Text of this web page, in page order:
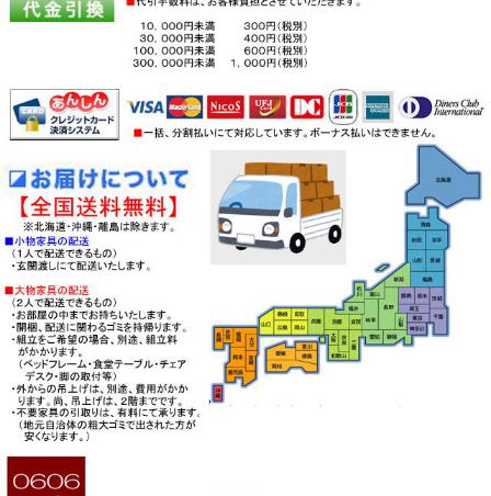
・お届けは、物流事情の為、約10日間ほ
ど時間が必要になります。